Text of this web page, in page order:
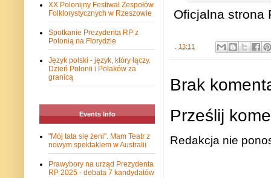
Oficjalna strona
13:11
Brak
Prześlij
Redakcja nie
XX Polonijny Festiwal Zespołów
Folklorystycznych w Rzeszowie
Spotkanie Prezydenta RP z
Polonią na Florydzie
Język polski - język, który łączy.
Dzień Polonii i Polaków za
granicą
Events Info
"Mój tata się żeni". Mam Teatr z
nowym spektaklem w Australii
Prawybory na urząd Prezydenta
RP 2025 - debata 7 kandydatów